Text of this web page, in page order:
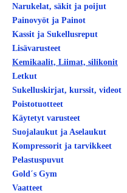
Narukelat, säkit ja poijut
Painovyöt ja Painot
Kassit ja Sukellusreput
Lisävarusteet
Kemikaalit, Liimat, silikonit
Letkut
Sukelluskirjat, kurssit, videot
Poistotuotteet
Käytetyt varusteet
Suojalaukut ja Aselaukut
Kompressorit ja tarvikkeet
Pelastuspuvut
Gold´s Gym
Vaatteet